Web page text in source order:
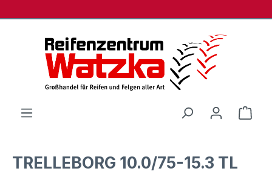
TRELLEBORG 10.0/75-15.3 TL